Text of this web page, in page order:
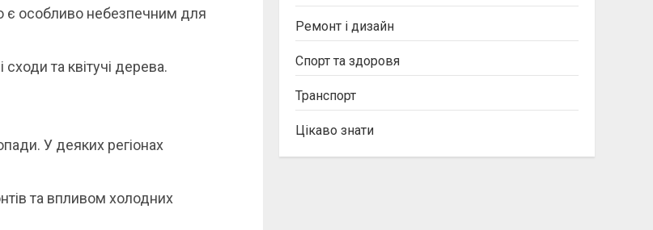
є особливо небезпечним для
та квітучі дерева.
У деяких регіонах
та впливом холодних
Ремонт і дизайн
Спорт та здоровя
Транспорт
Цікаво знати